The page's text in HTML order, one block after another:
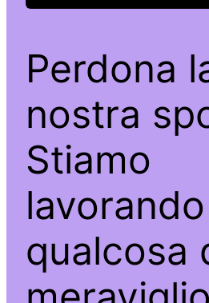
Perdona
nostra
Stiamo
qualcosa